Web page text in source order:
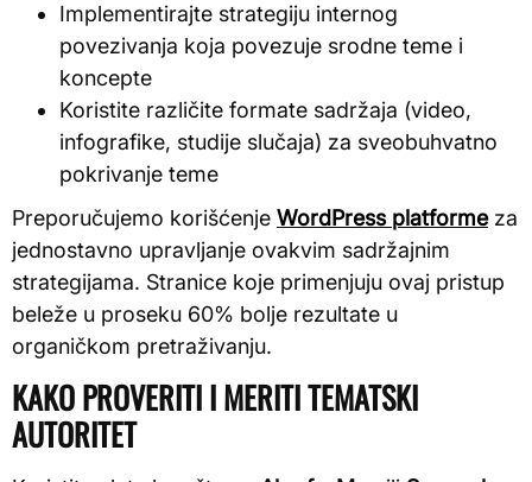
Implementirajte strategiju internog
povezivanja koja povezuje srodne teme i
koncepte
Koristite različite formate sadržaja (video,
infografike, studije slučaja) za sveobuhvatno
pokrivanje teme
Preporučujemo korišćenje WordPress platformeza
jednostavno upravljanje ovakvim sadržajnim
strategijama. Stranice koje primenjuju ovaj pristup
beleže u proseku 60% bolje rezultate u
organičkom pretraživanju.
KAKO PROVERITI I MERITI TEMATSKI
AUTORITET